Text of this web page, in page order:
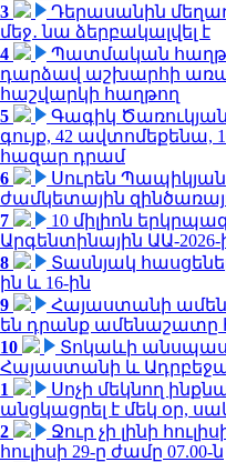
3
Դերասանին
մեջ․ նա ձերբակալվել է
4
Պատմական
դարձավ աշխարհի
հաշվարկի հաղթող
5
Գագիկ
գույք, 42 ավտոմեքենա,
հազար դրամ
6
Սուրեն
ժամկետային
7
10 միլիոն
Արգենտինային ԱԱ-2026-
8
Տասնյակ
ին և 16-ին
9
Հայաստանի
են դրանք ամենաշատը
10
Տոկաևի
Հայաստանի և
1
Սոչի մեկնող
անցկացրել է մեկ օր,
2
Ջուր չի լինի
հուլիսի 29-ը ժամը 07.00-ն